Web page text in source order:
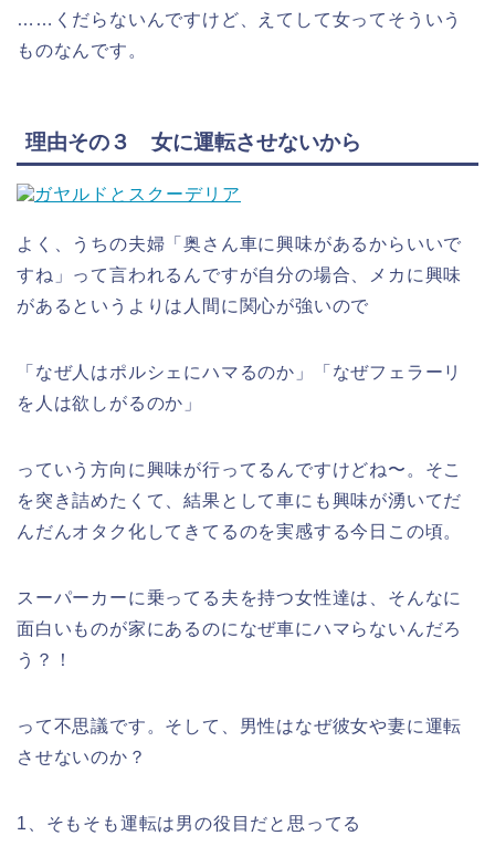
……くだらないんですけど、えてして女ってそういう
ものなんです。
理由その３ 女に運転させないから
よく、うちの夫婦「奥さん車に興味があるからいいで
すね」って言われるんですが自分の場合、メカに興味
があるというよりは人間に関心が強いので
「なぜ人はポルシェにハマるのか」「なぜフェラーリ
を人は欲しがるのか」
っていう方向に興味が行ってるんですけどね〜。そこ
を突き詰めたくて、結果として車にも興味が湧いてだ
んだんオタク化してきてるのを実感する今日この頃。
スーパーカーに乗ってる夫を持つ女性達は、そんなに
面白いものが家にあるのになぜ車にハマらないんだろ
う？！
って不思議です。そして、男性はなぜ彼女や妻に運転
させないのか？
1、そもそも運転は男の役目だと思ってる